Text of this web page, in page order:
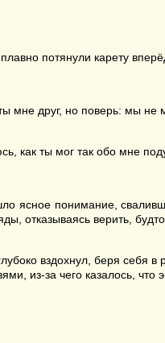
потянули карету
друг, но поверь: мы не
как ты мог так обо мне
ясное понимание,
отказываясь верить,
вздохнул, беря себя в
из-за чего казалось, что